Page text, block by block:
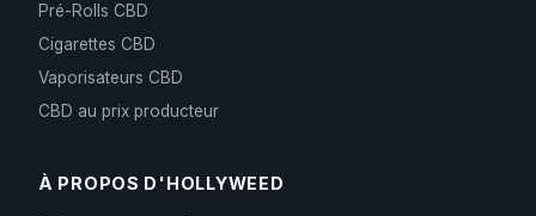
Pré-Rolls CBD
Cigarettes CBD
Vaporisateurs CBD
CBD au prix producteur
À PROPOS D'HOLLYWEED